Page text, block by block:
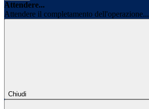
Attendere...
Attendere il completamento dell'operazione...
Chiudi